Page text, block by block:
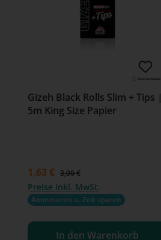
Gizeh Black Rolls Slim + Tips |
5m King Size Papier
Verkaufspreis:
1,63 € Regulärer Preis:
3,00 €
Preise inkl. MwSt.
Abonnieren u. Zeit sparen
In den Warenkorb